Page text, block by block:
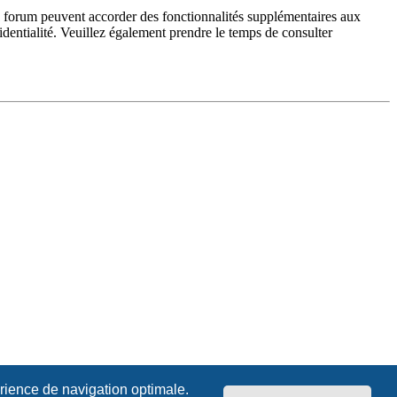
de navigation optimale.
peuvent accorder des fonctionnalités supplémentaires aux
Veuillez également prendre le temps de consulter